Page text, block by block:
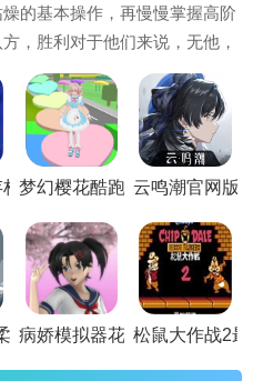
动作效果，成功征服了玩家
通过击败敌人、完成关卡来
的基本操作，再慢慢掌握高阶
，胜利对于他们来说，无他，
档版
梦幻樱花酷跑国际版云鸣潮官网版汉
到底中文版
病娇模拟器花子模组最新版
松鼠大作战2最